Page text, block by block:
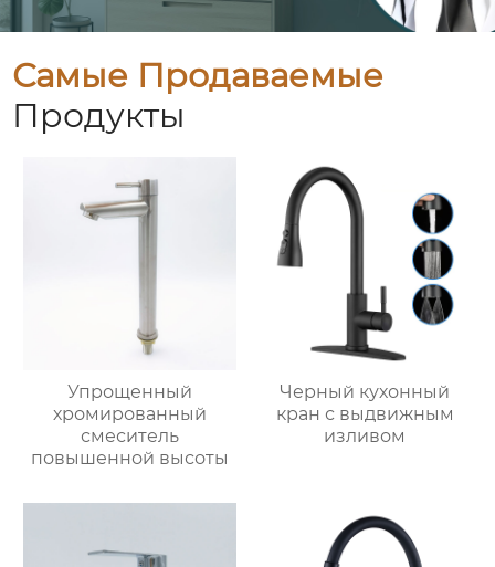
Самые Продаваемые
Продукты
Упрощенный
хромированный
смеситель
повышенной высоты
Черный кухонный
кран с выдвижным
изливом